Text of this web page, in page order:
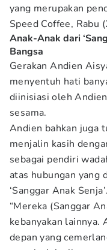
yang merupakan
Speed Coffee, Rabu
Anak-Anak dari
Bangsa
Gerakan Andien
menyentuh hati
diinisiasi oleh
sesama.
Andien bahkan juga
menjalin kasih
sebagai pendiri
atas hubungan yang
‘Sanggar Anak Senja’.
“Mereka (Sanggar
kebanyakan lainnya.
depan yang